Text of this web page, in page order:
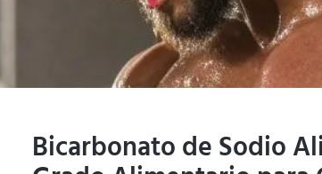
Bicarbonato de Sodio